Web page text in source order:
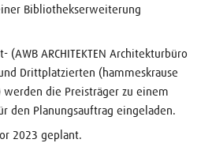
Bibliothekserweiterung
ARCHITEKTEN Architekturbüro
Drittplatzierten (hammeskrause
die Preisträger zu einem
den Planungsauftrag eingeladen.
2023 geplant.